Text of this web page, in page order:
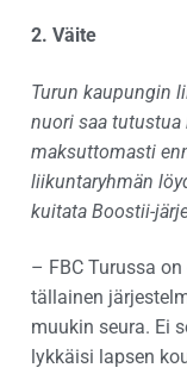
2. Väite
Turun kaupungin
nuori saa tutustua
maksuttomasti
liikuntaryhmän
kuitata Boostii-
– FBC Turussa
tällainen
muukin seura. Ei
lykkäisi lapsen